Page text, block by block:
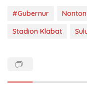
n
t
k
b
n
k
m
#Gubernur
Stadion Klabat